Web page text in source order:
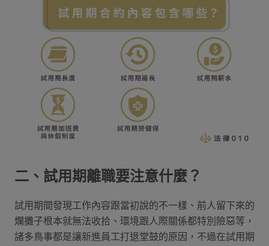
二、試用期離職要注意什麼？
試用期間發現工作內容跟當初說的不一樣、前人留下來的
爛攤子根本就無法收拾、環境跟人際關係都特別險惡等，
諸多鳥事都是讓新進員工打退堂鼓的原因，不過在試用期